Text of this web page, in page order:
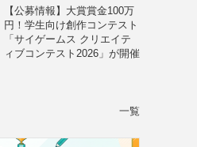
【公募情報】大賞賞金100万
円！学生向け創作コンテスト
「サイゲームス クリエイテ
ィブコンテスト2026」が開催
一覧